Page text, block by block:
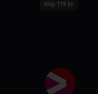
Köp 119 kr